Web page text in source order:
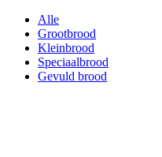
Alle
Grootbrood
Kleinbrood
Speciaalbrood
Gevuld brood